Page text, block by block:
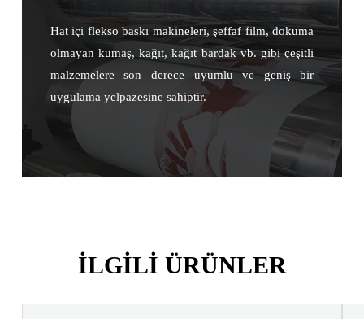
Hat içi flekso baskı makineleri, şeffaf film, dokuma
olmayan kumaş, kağıt, kağıt bardak vb. gibi çeşitli
malzemelere son derece uyumlu ve geniş bir
uygulama yelpazesine sahiptir.
ILGILI ÜRÜNLER